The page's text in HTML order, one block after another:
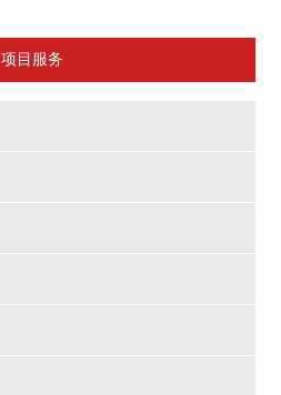
项目服务